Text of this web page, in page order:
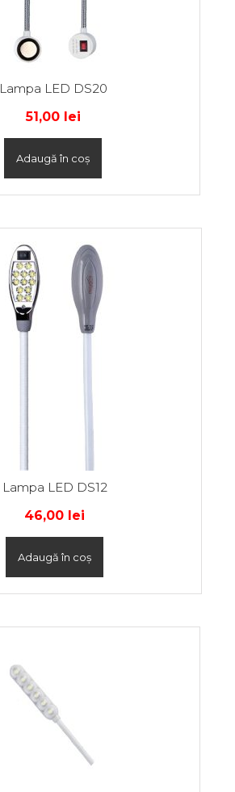
Lampa LED DS20
51,00 lei
Adaugă în coș
Lampa LED DS12
46,00 lei
Adaugă în coș